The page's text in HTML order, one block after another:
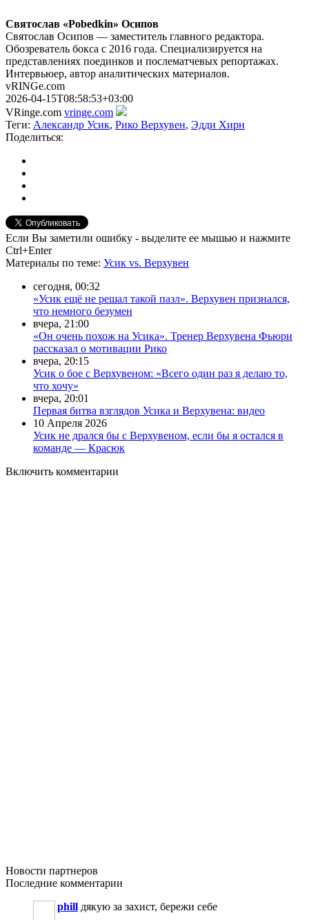
Святослав «Pobedkin» Осипов
Святослав Осипов — заместитель главного редактора.
Обозреватель бокса с 2016 года. Специализируется на
представлениях поединков и послематчевых репортажах.
Интервьюер, автор аналитических материалов.
vRINGe.com
2026-04-15T08:58:53+03:00
VRinge.com vringe.com
Теги: Александр Усик, Рико Верхувен, Эдди Хирн
Поделиться:
Если Вы заметили ошибку - выделите ее мышью и нажмите
Ctrl+Enter
Материалы по теме: Усик vs. Верхувен
сегодня, 00:32
«Усик ещё не решал такой пазл». Верхувен признался,
что немного безумен
вчера, 21:00
«Он очень похож на Усика». Тренер Верхувена Фьюри
рассказал о мотивации Рико
вчера, 20:15
Усик о бое с Верхувеном: «Всего один раз я делаю то,
что хочу»
вчера, 20:01
Первая битва взглядов Усика и Верхувена: видео
10 Апреля 2026
Усик не дрался бы с Верхувеном, если бы я остался в
команде — Красюк
Включить комментарии
Новости партнеров
Последние комментарии
phill дякую за захист, бережи себе